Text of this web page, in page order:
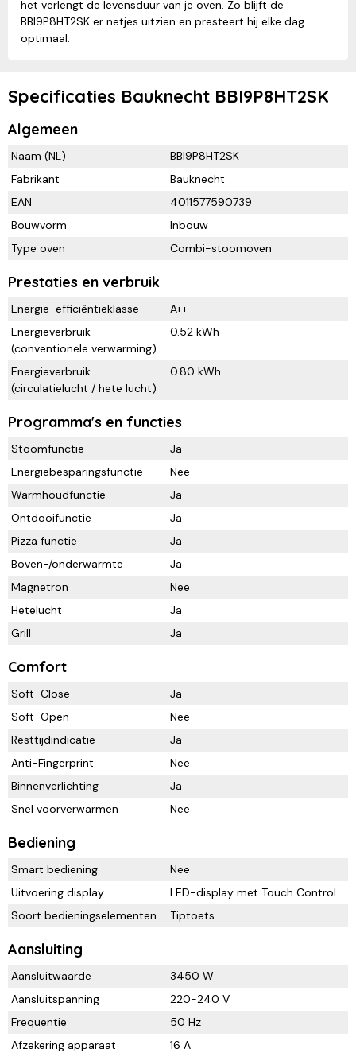
het verlengt de levensduur van je oven. Zo blijft de
BBI9P8HT2SK er netjes uitzien en presteert hij elke dag
optimaal.
Specificaties Bauknecht BBI9P8HT2SK
Algemeen
Naam (NL)
BBI9P8HT2SK
Fabrikant
Bauknecht
EAN
4011577590739
Bouwvorm
Inbouw
Type oven
Combi-stoomoven
Prestaties en verbruik
Energie-efficiëntieklasse
A++
Energieverbruik
(conventionele verwarming)
0.52 kWh
Energieverbruik
(circulatielucht / hete lucht)
0.80 kWh
Programma's en functies
Stoomfunctie
Ja
Energiebesparingsfunctie
Nee
Warmhoudfunctie
Ja
Ontdooifunctie
Ja
Pizza functie
Ja
Boven-/onderwarmte
Ja
Magnetron
Nee
Hetelucht
Ja
Grill
Ja
Comfort
Soft-Close
Ja
Soft-Open
Nee
Resttijdindicatie
Ja
Anti-Fingerprint
Nee
Binnenverlichting
Ja
Snel voorverwarmen
Nee
Bediening
Smart bediening
Nee
Uitvoering display
LED-display met Touch Control
Soort bedieningselementen
Tiptoets
Aansluiting
Aansluitwaarde
3450 W
Aansluitspanning
220-240 V
Frequentie
50 Hz
Afzekering apparaat
16 A